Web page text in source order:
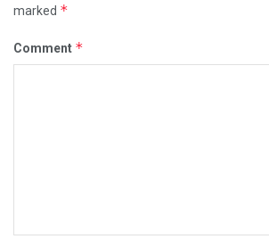
marked *
Comment *